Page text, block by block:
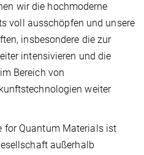
wir die hochmoderne
voll ausschöpfen und unsere
insbesondere die zur
intensivieren und die
Bereich von
weiter
for Quantum Materials ist
außerhalb